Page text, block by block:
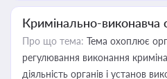
Кримінально-виконавча
Про що тема: Тема охоплює
регулювання виконання
діяльність органів і установ